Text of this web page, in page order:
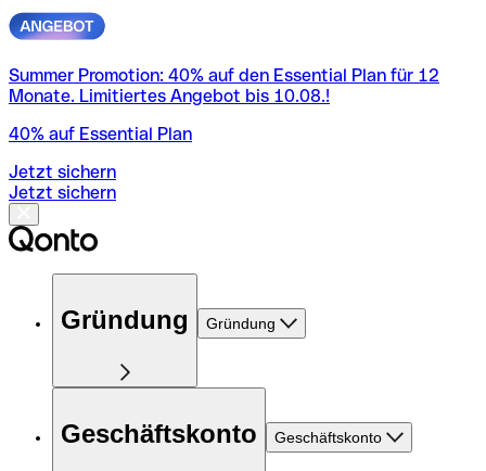
Summer Promotion: 40% auf den Essential Plan für 12
Monate. Limitiertes Angebot bis 10.08.!
40% auf Essential Plan
Jetzt sichern
Jetzt sichern
Gründung Gründung
Geschäftskonto Geschäftskonto